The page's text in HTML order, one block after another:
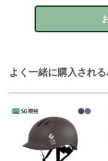
よく一緒に購入され